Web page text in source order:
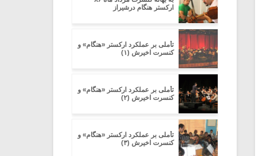
ارکستر هنگام درشیراز
تأملی بر عملکرد ارکستر «هنگام» و
کنسرت اخیرش (۱)
تأملی بر عملکرد ارکستر «هنگام» و
کنسرت اخیرش (۲)
تأملی بر عملکرد ارکستر «هنگام» و
کنسرت اخیرش (۳)